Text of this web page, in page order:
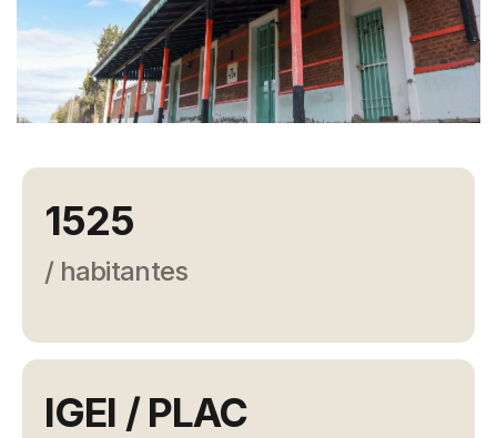
Campañas
Arbolado
Residuos
Edificios Municipales Energéticamente
1525
/ habitantes
IGEI / PLAC